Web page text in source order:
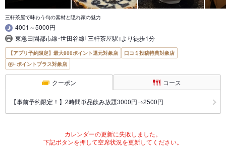
三軒茶屋で味わう旬の素材と隠れ家の魅力
4001～5000円
東急田園都市線･世田谷線｢三軒茶屋駅｣より徒歩1分
【アプリ予約限定】最大800ポイント還元対象店
口コミ投稿特典対象店
ポイントプラス対象店
クーポン コース
【事前予約限定！】2時間単品飲み放題3000円→2500円
カレンダーの更新に失敗しました。
下記ボタンを押して空席状況を更新してください。